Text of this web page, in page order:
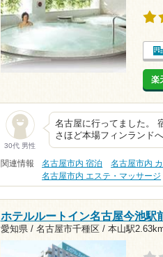
楽
30代 男性
名古屋に行ってました。
さほど本場フィンランド
関連情報 名古屋市内 宿泊 名古屋市内
名古屋市内 エステ・マッサージ
ホテルルートイン名古屋今池駅
愛知県 / 名古屋市千種区 / 本山駅